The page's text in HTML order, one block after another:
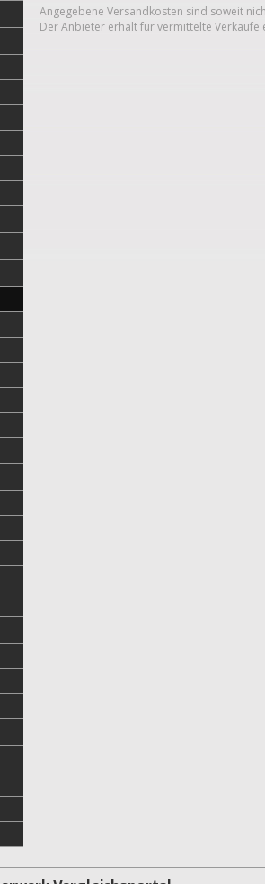
Angegebene Versandkosten sind soweit
Der Anbieter erhält für vermittelte